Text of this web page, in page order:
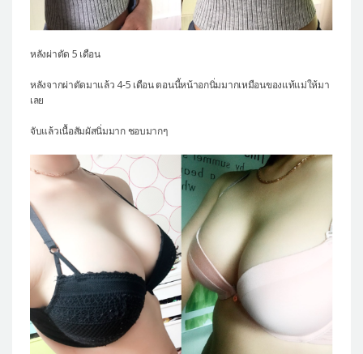
หลังผ่าตัด 5 เดือน
หลังจากผ่าตัดมาแล้ว 4-5 เดือน ตอนนี้หน้าอกนิ่มมากเหมือนของแท้แม่ให้มา
เลย
จับแล้วเนื้อสัมผัสนิ่มมาก ชอบมากๆ